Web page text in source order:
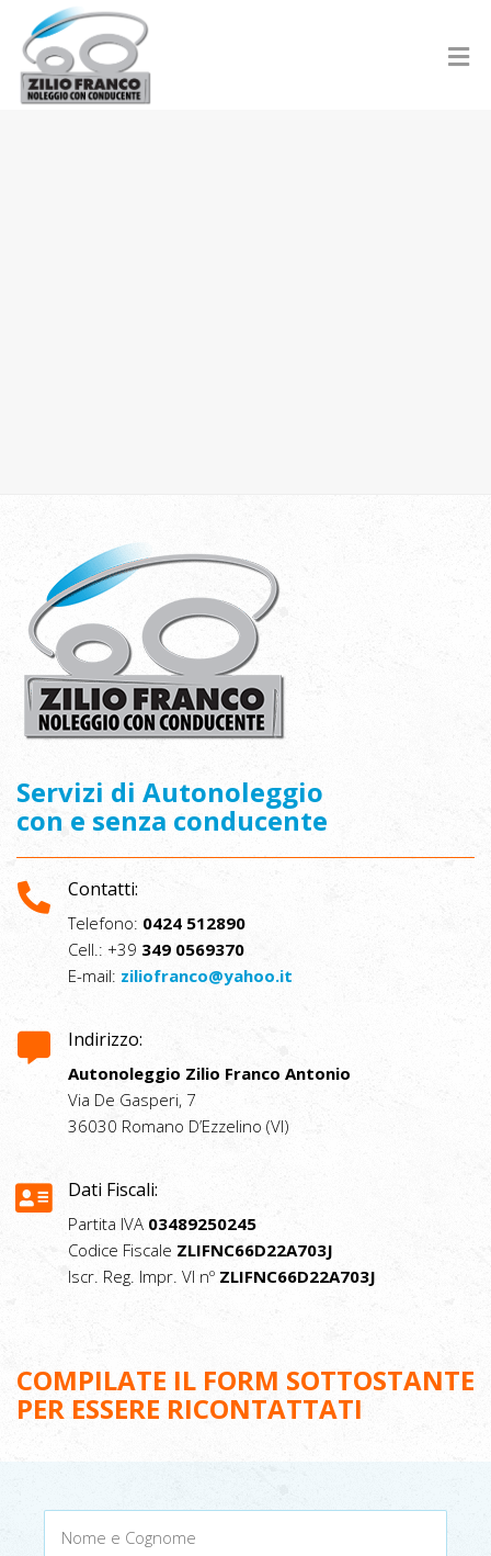
Servizi di Autonoleggio
con e senza conducente
Contatti:
Telefono: 0424 512890
Cell.: +39 349 0569370
E-mail: ziliofranco@yahoo.it
Indirizzo:
Autonoleggio Zilio Franco Antonio
Via De Gasperi, 7
36030 Romano D’Ezzelino (VI)
Dati Fiscali:
Partita IVA 03489250245
Codice Fiscale ZLIFNC66D22A703J
Iscr. Reg. Impr. VI nº ZLIFNC66D22A703J
COMPILATE IL FORM SOTTOSTANTE
PER ESSERE RICONTATTATI